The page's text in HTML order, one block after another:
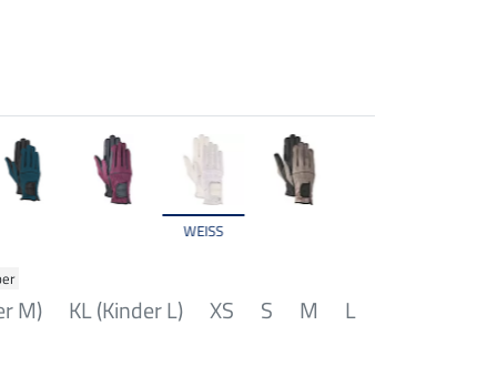
WEISS
M) KL (Kinder L) XS S M L